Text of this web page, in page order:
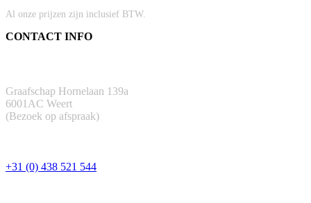
Al onze prijzen zijn inclusief BTW.
CONTACT INFO
Graafschap Hornelaan 139a
6001AC Weert
(Bezoek op afspraak)
+31 (0) 438 521 544